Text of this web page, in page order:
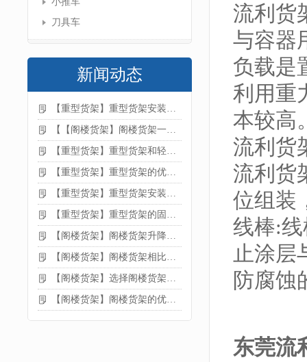
刀具车
新闻动态
【重型货架】重型货架安装注意事项
【【阁楼货架】阁楼货架一般有哪些用途
【重型货架】重型货架和轻型货架的区别是什么
【重型货架】重型货架的优缺点
【重型货架】重型货架安装需要注意什么？
【重型货架】重型货架的固定方法
【阁楼货架】阁楼货架升降机需要注意哪些
【阁楼货架】阁楼货架相比传统货架的优势是什么
【阁楼货架】选择阁楼货架的好处？
【阁楼货架】阁楼货架的优点是什么
流利货
与容器
负载是
利用重
本较高
流利货
流利货
位组装
线棒:
止涂层
防腐蚀
东莞流